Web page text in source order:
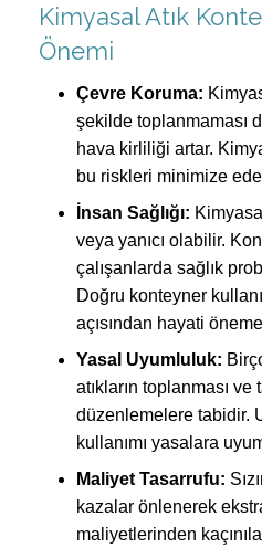
Kimyasal Atık
Önemi
Çevre Koruma:
şekilde toplanmaması
hava kirliliği artar.
bu riskleri minimize
İnsan Sağlığı:
veya yanıcı olabilir.
çalışanlarda sağlık
Doğru konteyner
açısından hayati
Yasal Uyumluluk:
atıkların toplanması ve
düzenlemelere tabidir.
kullanımı yasalara
Maliyet Tasarrufu:
kazalar önlenerek
maliyetlerinden